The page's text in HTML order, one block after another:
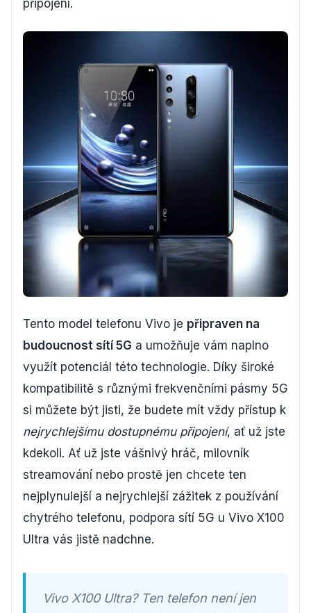
připojení.
Tento model telefonu Vivo je připraven na
budoucnost sítí 5G a umožňuje vám naplno
využít potenciál této technologie. Díky široké
kompatibilitě s různými frekvenčními pásmy 5G
si můžete být jisti, že budete mít vždy přístup k
nejrychlejšímu dostupnému připojení, ať už jste
kdekoli. Ať už jste vášnivý hráč, milovník
streamování nebo prostě jen chcete ten
nejplynulejší a nejrychlejší zážitek z používání
chytrého telefonu, podpora sítí 5G u Vivo X100
Ultra vás jistě nadchne.
Vivo X100 Ultra? Ten telefon není jen